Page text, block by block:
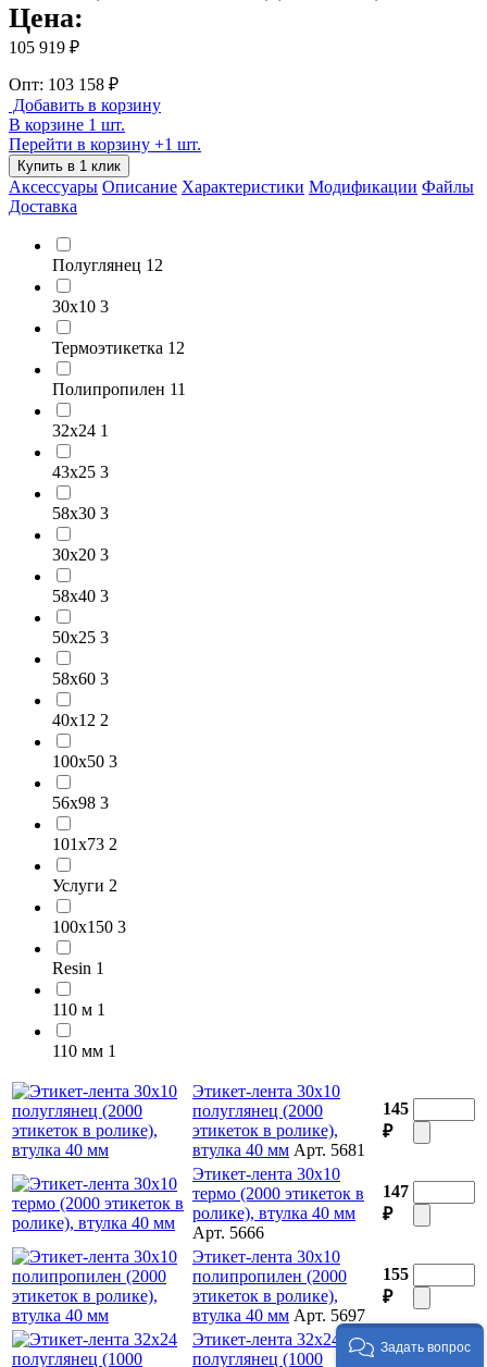
Цена:
105 919 ₽
Опт: 103 158 ₽
Добавить в корзину
В корзине 1 шт.
Перейти в корзину +1 шт.
Купить в 1 клик
Аксессуары Описание Характеристики Модификации Файлы
Доставка
Полуглянец 12
30х10 3
Термоэтикетка 12
Полипропилен 11
32х24 1
43х25 3
58х30 3
30х20 3
58х40 3
50х25 3
58х60 3
40х12 2
100х50 3
56х98 3
101х73 2
Услуги 2
100х150 3
Resin 1
110 м 1
110 мм 1
Этикет-лента 30х10
полуглянец (2000
этикеток в ролике),
втулка 40 мм Арт. 5681
145
₽
Этикет-лента 30х10
термо (2000 этикеток в
ролике), втулка 40 мм
Арт. 5666
147
₽
Этикет-лента 30х10
полипропилен (2000
этикеток в ролике),
втулка 40 мм Арт. 5697
155
₽
Этикет-лента 32х24
полуглянец (1000
166
Задать вопрос